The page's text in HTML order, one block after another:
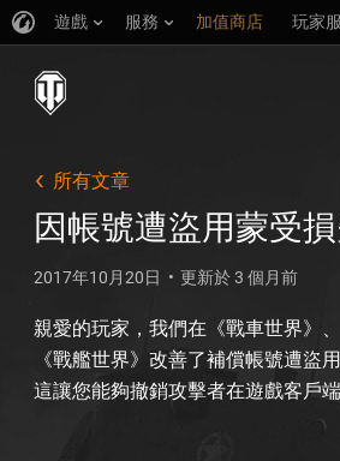
遊戲 服務 加值商店 玩家
所有文章
因帳號遭盜用蒙受
2017年10月20日 更新於 3 個月前
親愛的玩家，我們在《戰車世界》
《戰艦世界》改善了補償帳號遭盜
這讓您能夠撤銷攻擊者在遊戲客戶端